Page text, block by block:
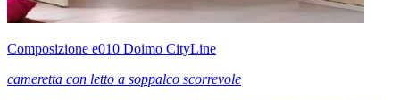
Composizione e010 Doimo CityLine
cameretta con letto a soppalco scorrevole